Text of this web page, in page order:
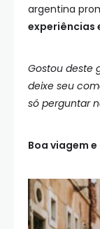
argentina
experiências
Gostou deste
deixe seu
só perguntar
Boa viagem